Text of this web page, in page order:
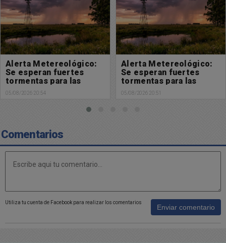
Alerta Metereológico:
Se esperan fuertes
tormentas para las
próximas horas
05/08/2026 20:51
Solicitada: En defensa
de la Ley de Tierras y de
la soberanía nacional
05/08/2026 18:32
Comentarios
Utiliza tu cuenta de Facebook para realizar los comentarios
Enviar comentario